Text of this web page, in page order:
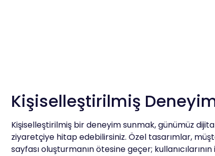
Kişiselleştirilmiş
Kişiselleştirilmiş bir deneyim sunmak, günümüz
ziyaretçiye hitap edebilirsiniz. Özel tasarımlar,
sayfası oluşturmanın ötesine geçer;